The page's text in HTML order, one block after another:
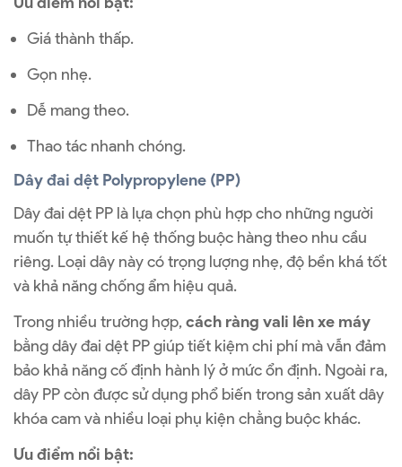
Giá thành thấp.
Gọn nhẹ.
Dễ mang theo.
Thao tác nhanh chóng.
Dây đai dệt Polypropylene (PP)
Dây đai dệt PP là lựa chọn phù hợp cho những người
muốn tự thiết kế hệ thống buộc hàng theo nhu cầu
riêng. Loại dây này có trọng lượng nhẹ, độ bền khá tốt
và khả năng chống ẩm hiệu quả.
Trong nhiều trường hợp,cách ràng vali lên xe máy
bằng dây đai dệt PP giúp tiết kiệm chi phí mà vẫn đảm
bảo khả năng cố định hành lý ở mức ổn định. Ngoài ra,
dây PP còn được sử dụng phổ biến trong sản xuất dây
khóa cam và nhiều loại phụ kiện chằng buộc khác.
Ưu điểm nổi bật: